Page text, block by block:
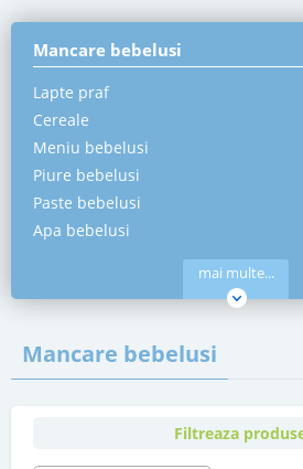
Mancare bebelusi
Lapte praf
Cereale
Meniu bebelusi
Piure bebelusi
Paste bebelusi
Apa bebelusi
mai multe...
Mancare bebelusi
Filtreaza